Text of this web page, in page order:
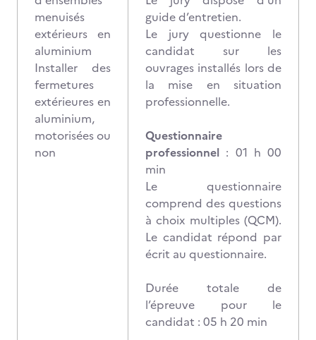
menuisés
extérieurs en
aluminium
Installer des
fermetures
extérieures en
aluminium,
motorisées ou
non
guide d’entretien.
Le jury questionne le
candidat sur les
ouvrages installés lors de
la mise en situation
professionnelle.
Questionnaire
professionnel : 01 h 00
min
Le questionnaire
comprend des questions
à choix multiples (QCM).
Le candidat répond par
écrit au questionnaire.
Durée totale de
l’épreuve pour le
candidat : 05 h 20 min